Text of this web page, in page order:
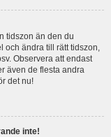
tidszon än den du
och ändra till rätt tidszon,
Observera att endast
även de flesta andra
det nu!
inte!